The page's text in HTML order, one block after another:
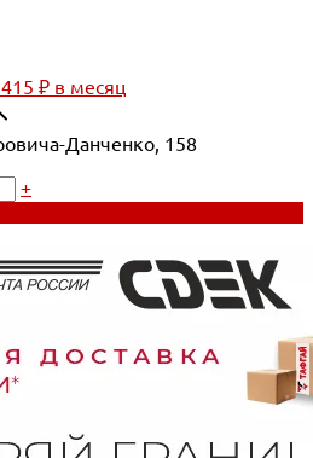
₽ в месяц
Данченко, 158
+